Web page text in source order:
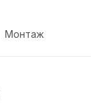
Монтаж